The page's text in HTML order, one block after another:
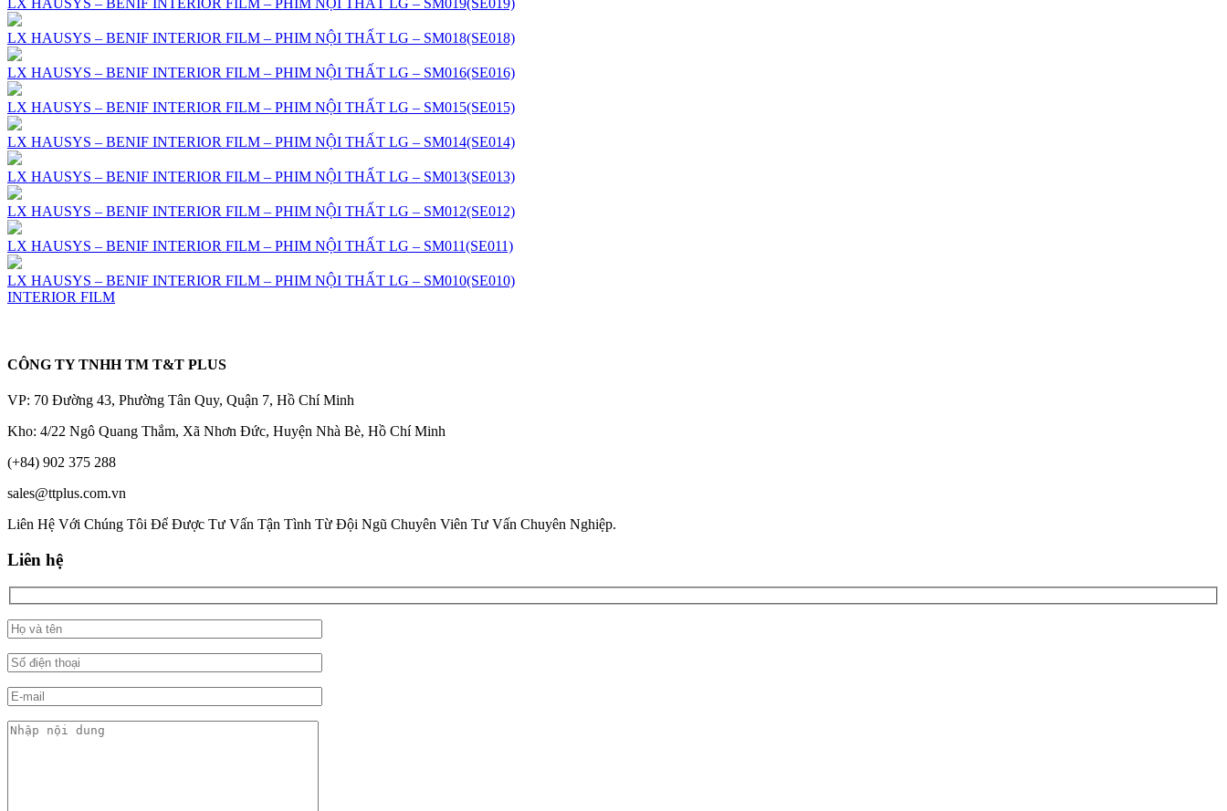
LX HAUSYS – BENIF INTERIOR FILM – PHIM NỘI THẤT LG – SM019(SE019)
LX HAUSYS – BENIF INTERIOR FILM – PHIM NỘI THẤT LG – SM018(SE018)
LX HAUSYS – BENIF INTERIOR FILM – PHIM NỘI THẤT LG – SM016(SE016)
LX HAUSYS – BENIF INTERIOR FILM – PHIM NỘI THẤT LG – SM015(SE015)
LX HAUSYS – BENIF INTERIOR FILM – PHIM NỘI THẤT LG – SM014(SE014)
LX HAUSYS – BENIF INTERIOR FILM – PHIM NỘI THẤT LG – SM013(SE013)
LX HAUSYS – BENIF INTERIOR FILM – PHIM NỘI THẤT LG – SM012(SE012)
LX HAUSYS – BENIF INTERIOR FILM – PHIM NỘI THẤT LG – SM011(SE011)
LX HAUSYS – BENIF INTERIOR FILM – PHIM NỘI THẤT LG – SM010(SE010)
INTERIOR FILM
CÔNG TY TNHH TM T&T PLUS
VP: 70 Đường 43, Phường Tân Quy, Quận 7, Hồ Chí Minh
Kho: 4/22 Ngô Quang Thắm, Xã Nhơn Đức, Huyện Nhà Bè, Hồ Chí Minh
(+84) 902 375 288
sales@ttplus.com.vn
Liên Hệ Với Chúng Tôi Để Được Tư Vấn Tận Tình Từ Đội Ngũ Chuyên Viên Tư Vấn Chuyên Nghiệp.
Liên hệ